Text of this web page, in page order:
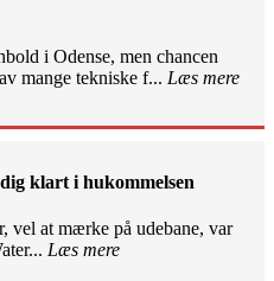
i Odense, men chancen
mange tekniske f... Læs mere
klart i hukommelsen
vel at mærke på udebane, var
Læs mere